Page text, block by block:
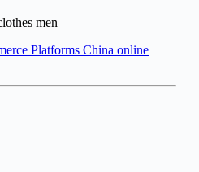
men
Platforms China online